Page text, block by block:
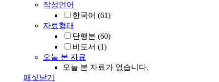
작성언어
한국어 (61)
자료형태
단행본 (60)
비도서 (1)
오늘 본 자료
오늘 본 자료가 없습니다.
패싯닫기